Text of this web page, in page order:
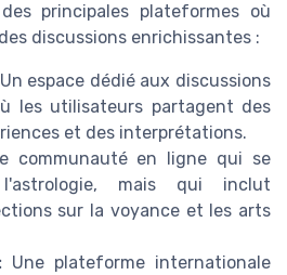
principales plateformes où
discussions enrichissantes :
Un espace dédié aux discussions
les utilisateurs partagent des
et des interprétations.
communauté en ligne qui se
mais qui inclut
sur la voyance et les arts
Une plateforme internationale